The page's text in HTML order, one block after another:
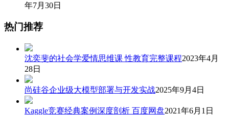
年7月30日
热门推荐
沈奕斐的社会学爱情思维课 性教育完整课程2023年4月
28日
尚硅谷企业级大模型部署与开发实战2025年9月4日
Kaggle竞赛经典案例深度剖析 百度网盘2021年6月1日